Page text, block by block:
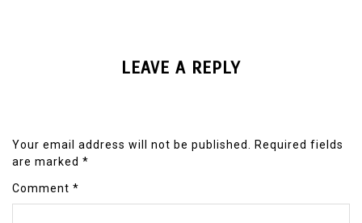
LEAVE A REPLY
Your email address will not be published.
Required fields
are marked *
Comment *